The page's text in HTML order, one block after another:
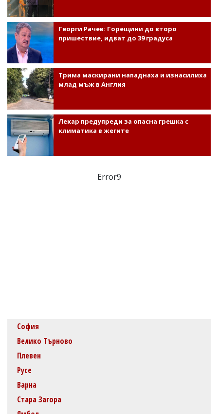
Георги Рачев: Горещини до второ
пришествие, идват до 39 градуса
Трима маскирани нападнаха и изнасилиха
млад мъж в Англия
Лекар предупреди за опасна грешка с
климатика в жегите
Error9
София
Велико Търново
Плевен
Русе
Варна
Стара Загора